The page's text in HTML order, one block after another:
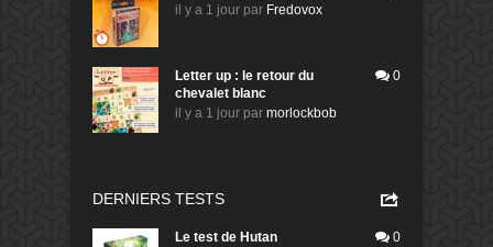
il y a 1 jour par Fredovox
Letter up : le retour du
chevalet blanc
il y a 1 jour par morlockbob
0
DERNIERS TESTS
Le test de Hutan
0